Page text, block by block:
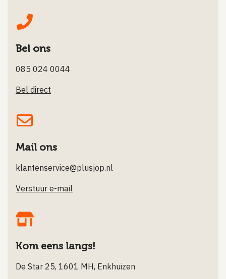
Bel ons
085 024 0044
Bel direct
Mail ons
klantenservice@plusjop.nl
Verstuur e-mail
Kom eens langs!
De Star 25, 1601 MH, Enkhuizen